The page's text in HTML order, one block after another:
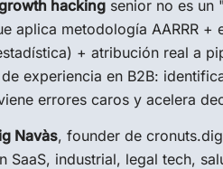
hacking senior no es un
aplica metodología AARRR
+ atribución real a
experiencia en B2B:
errores caros y acelera
Navàs, founder de
SaaS, industrial, legal tech,